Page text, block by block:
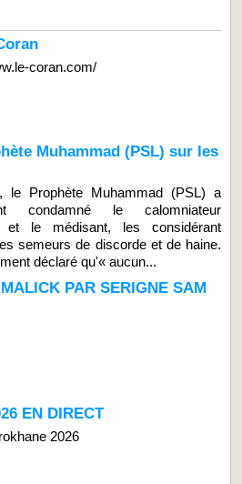
coran.com/
Muhammad (PSL) sur les
le Prophète Muhammad (PSL) a
condamné le calomniateur
et le médisant, les considérant
semeurs de discorde et de haine.
déclaré qu'« aucun...
PAR SERIGNE SAM
EN DIRECT
2026